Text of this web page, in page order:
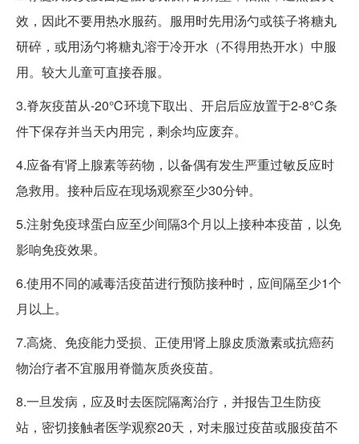
效，因此不要用热水服药。服用时先用汤勺或筷子将糖丸
研碎，或用汤勺将糖丸溶于冷开水（不得用热开水）中服
用。较大儿童可直接吞服。
3.脊灰疫苗从-20℃环境下取出、开启后应放置于2-8℃条
件下保存并当天内用完，剩余均应废弃。
4.应备有肾上腺素等药物，以备偶有发生严重过敏反应时
急救用。接种后应在现场观察至少30分钟。
5.注射免疫球蛋白应至少间隔3个月以上接种本疫苗，以免
影响免疫效果。
6.使用不同的减毒活疫苗进行预防接种时，应间隔至少1个
月以上。
7.高烧、免疫能力受损、正使用肾上腺皮质激素或抗癌药
物治疗者不宜服用脊髓灰质炎疫苗。
8.一旦发病，应及时去医院隔离治疗，并报告卫生防疫
站，密切接触者医学观察20天，对未服过疫苗或服疫苗不